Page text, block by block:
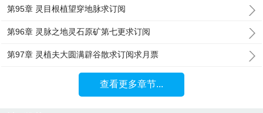
第95章 灵目根植望穿地脉求订阅
第96章 灵脉之地灵石原矿第七更求订阅
第97章 灵植夫大圆满辟谷散求订阅求月票
查看更多章节...